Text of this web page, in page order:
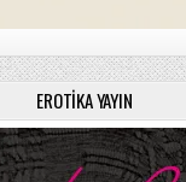
EROTIKA YAYIN